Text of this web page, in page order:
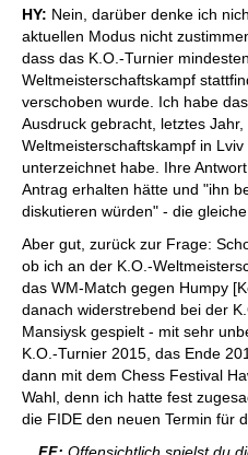
HY: Nein, darüber denke ich
aktuellen Modus nicht
dass das K.O.-Turnier
Weltmeisterschaftskampf
verschoben wurde. Ich habe
Ausdruck gebracht, letztes
Weltmeisterschaftskampf in
unterzeichnet habe. Ihre
Antrag erhalten hätte und "ihn
diskutieren würden" - die
Aber gut, zurück zur Frage:
ob ich an der K.O.-
das WM-Match gegen Humpy
danach widerstrebend bei der
Mansiysk gespielt - mit sehr
K.O.-Turnier 2015, das Ende
dann mit dem Chess Festival
Wahl, denn ich hatte fest
die FIDE den neuen Termin für